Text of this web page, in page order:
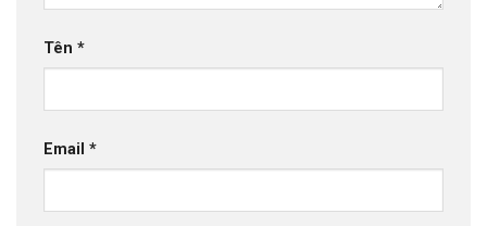
Tên *
Email *